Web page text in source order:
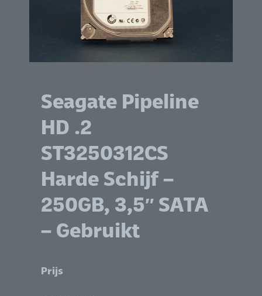
Seagate Pipeline
HD .2
ST3250312CS
Harde Schijf –
250GB, 3,5″ SATA
– Gebruikt
Prijs